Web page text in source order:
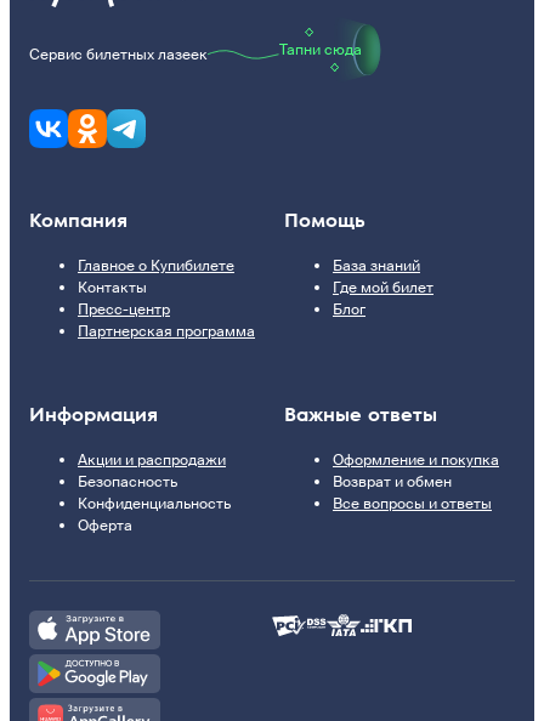
Сервис билетных лазеек Тапни сюда
Компания
Главное о Купибилете
Контакты
Пресс-центр
Партнерская программа
Помощь
База знаний
Где мой билет
Блог
Информация
Акции и распродажи
Безопасность
Конфиденциальность
Оферта
Важные ответы
Оформление и покупка
Возврат и обмен
Все вопросы и ответы